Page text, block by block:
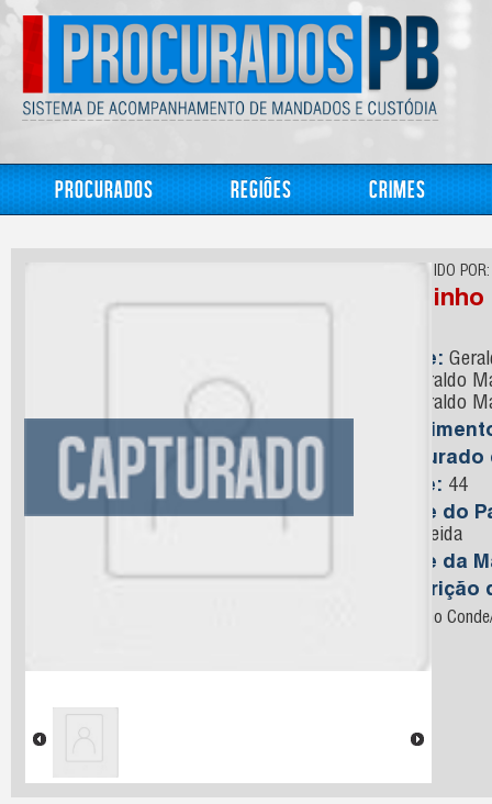
Procurados Regiões Crimes
CONHECIDO POR:
Nome:
ou Geraldo
ou Geraldo
Idade: 44
Nome do
deAlmeida
Nome da
Descrição
Preso no